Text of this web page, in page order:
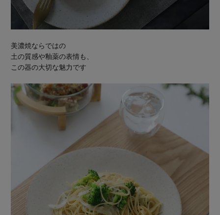
美濃焼ならではの
土の質感や釉薬の表情も、
この器の大切な魅力です